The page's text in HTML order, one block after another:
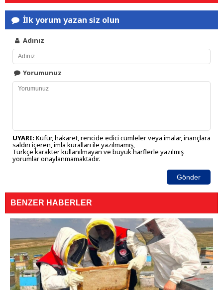
İlk yorum yazan siz olun
Adınız
Yorumunuz
UYARI: Küfür, hakaret, rencide edici cümleler veya imalar, inançlara
saldırı içeren, imla kuralları ile yazılmamış,
Türkçe karakter kullanılmayan ve büyük harflerle yazılmış
yorumlar onaylanmamaktadır.
Gönder
BENZER HABERLER